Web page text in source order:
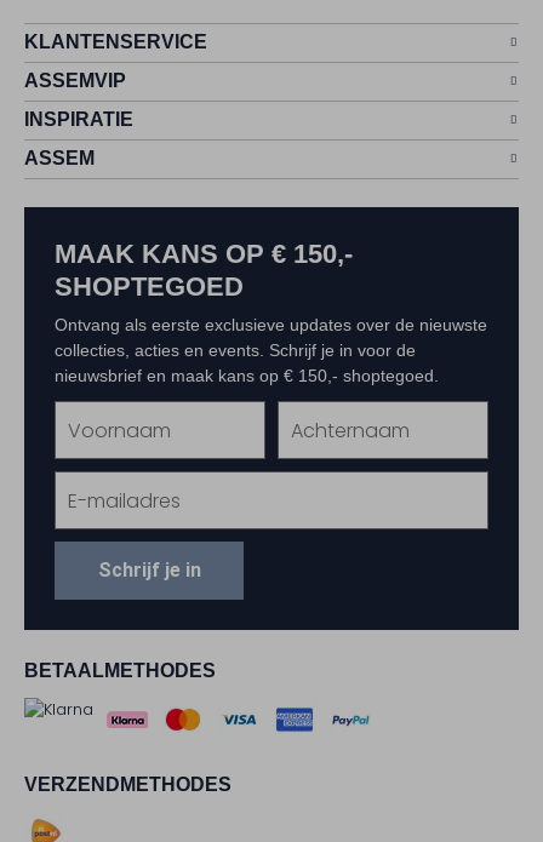
KLANTENSERVICE
ASSEMVIP
INSPIRATIE
ASSEM
BETAALMETHODES
VERZENDMETHODES
MAAK KANS OP € 150,-
SHOPTEGOED
Ontvang als eerste exclusieve updates over de nieuwste
collecties, acties en events. Schrijf je in voor de
nieuwsbrief en maak kans op € 150,- shoptegoed.
Schrijf je in